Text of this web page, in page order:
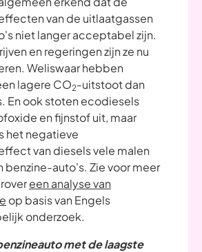
van de uitlaatgassen
niet langer acceptabel zijn.
en regeringen zijn ze nu
Weliswaar hebben
lagere CO2-uitstoot dan
En ook stoten ecodiesels
en fijnstof uit, maar
het negatieve
van diesels vele malen
benzine-auto's. Zie voor meer
een analyse van
op basis van Engels
onderzoek.
met de laagste